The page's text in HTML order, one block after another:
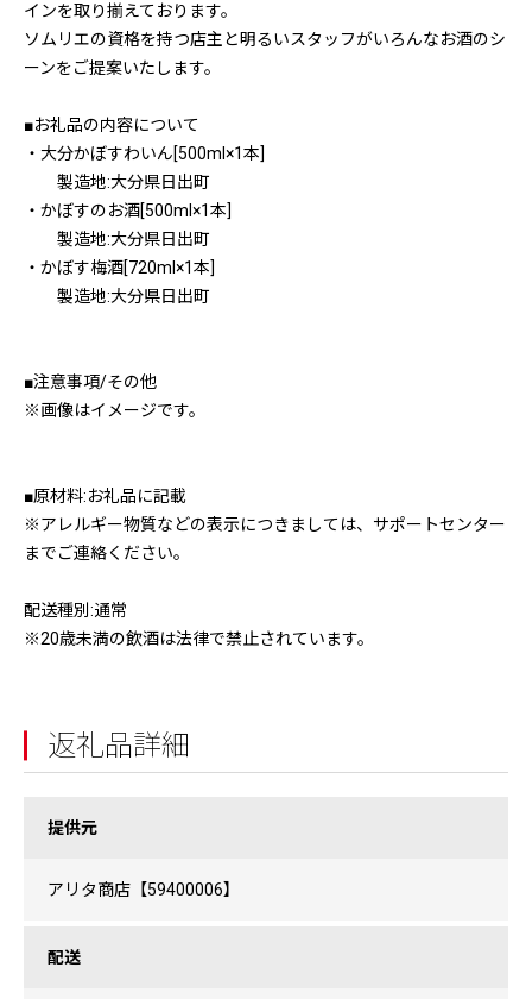
インを取り揃えております。
ソムリエの資格を持つ店主と明るいスタッフがいろんなお酒のシ
ーンをご提案いたします。
■お礼品の内容について
・大分かぼすわいん[500ml×1本]
製造地:大分県日出町
・かぼすのお酒[500ml×1本]
製造地:大分県日出町
・かぼす梅酒[720ml×1本]
製造地:大分県日出町
■注意事項/その他
※画像はイメージです。
■原材料:お礼品に記載
※アレルギー物質などの表示につきましては、サポートセンター
までご連絡ください。
配送種別:通常
※20歳未満の飲酒は法律で禁止されています。
返礼品詳細
提供元
アリタ商店【59400006】
配送